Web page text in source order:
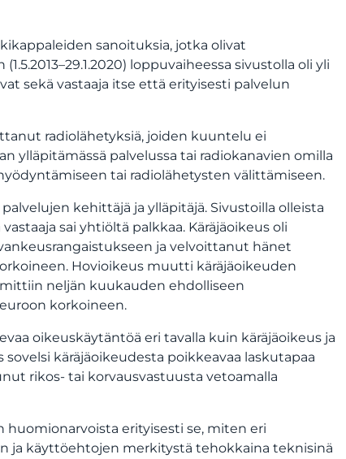
sanoituksia, jotka olivat
loppuvaiheessa sivustolla oli yli
sekä vastaaja itse että erityisesti palvelun
radiolähetyksiä, joiden kuuntelu ei
ylläpitämässä palvelussa tai radiokanavien omilla
tai radiolähetysten välittämiseen.
kehittäjä ja ylläpitäjä. Sivustoilla olleista
sai yhtiöltä palkkaa. Käräjäoikeus oli
ja velvoittanut hänet
Hovioikeus muutti käräjäoikeuden
neljän kuukauden ehdolliseen
korkoineen.
oikeuskäytäntöä eri tavalla kuin käräjäoikeus ja
käräjäoikeudesta poikkeavaa laskutapaa
rikos- tai korvausvastuusta vetoamalla
huomionarvoista erityisesti se, miten eri
ja käyttöehtojen merkitystä tehokkaina teknisinä